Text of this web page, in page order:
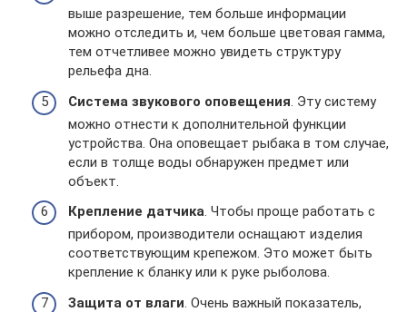
выше разрешение, тем больше информации
можно отследить и, чем больше цветовая гамма,
тем отчетливее можно увидеть структуру
рельефа дна.
Система звукового оповещения . Эту систему
можно отнести к дополнительной функции
устройства. Она оповещает рыбака в том случае,
если в толще воды обнаружен предмет или
объект.
Крепление датчика. Чтобы проще работать с
прибором, производители оснащают изделия
соответствующим крепежом. Это может быть
крепление к бланку или к руке рыболова.
Защита от влаги . Очень важный показатель,